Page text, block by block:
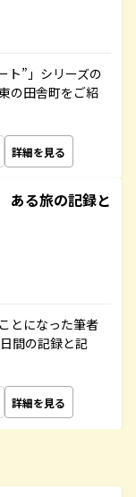
ト”」シリーズの
の田舎町をご紹
詳細を見る
ある旅の記録と
とになった筆者
間の記録と記
詳細を見る